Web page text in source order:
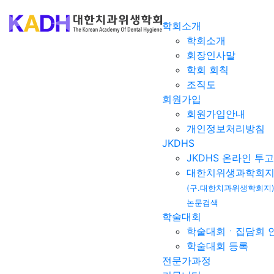
학회소개
학회소개
회장인사말
학회 회칙
조직도
회원가입
회원가입안내
개인정보처리방침
JKDHS
JKDHS 온라인 투고
대한치위생과학회지
(구.대한치과위생학회지)
논문검색
학술대회
학술대회ㆍ집담회
학술대회 등록
전문가과정